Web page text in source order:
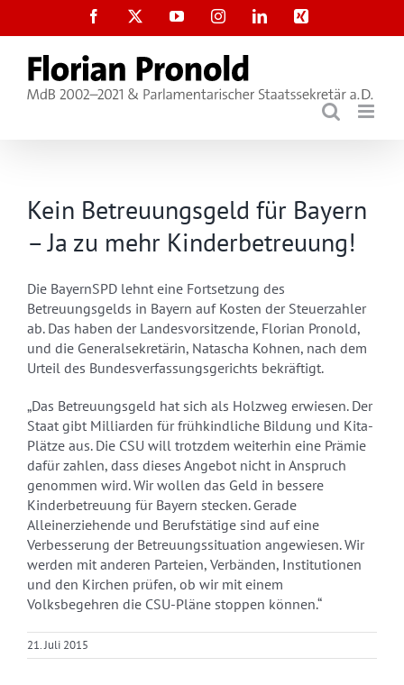
Facebook YouTubeInstagramLinkedInXing
Kein Betreuungsgeld für Bayern
– Ja zu mehr Kinderbetreuung!
Die BayernSPD lehnt eine Fortsetzung des
Betreuungsgelds in Bayern auf Kosten der Steuerzahler
ab. Das haben der Landesvorsitzende, Florian Pronold,
und die Generalsekretärin, Natascha Kohnen, nach dem
Urteil des Bundesverfassungsgerichts bekräftigt.
„Das Betreuungsgeld hat sich als Holzweg erwiesen. Der
Staat gibt Milliarden für frühkindliche Bildung und Kita-
Plätze aus. Die CSU will trotzdem weiterhin eine Prämie
dafür zahlen, dass dieses Angebot nicht in Anspruch
genommen wird. Wir wollen das Geld in bessere
Kinderbetreuung für Bayern stecken. Gerade
Alleinerziehende und Berufstätige sind auf eine
Verbesserung der Betreuungssituation angewiesen. Wir
werden mit anderen Parteien, Verbänden, Institutionen
und den Kirchen prüfen, ob wir mit einem
Volksbegehren die CSU-Pläne stoppen können.“
21. Juli 2015